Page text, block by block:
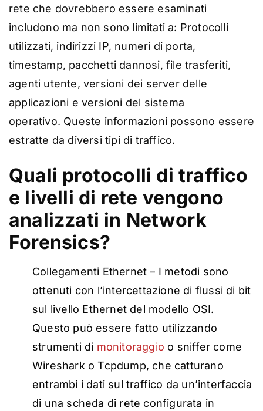
rete che dovrebbero essere esaminati
includono ma non sono limitati a: Protocolli
utilizzati, indirizzi IP, numeri di porta,
timestamp, pacchetti dannosi, file trasferiti,
agenti utente, versioni dei server delle
applicazioni e versioni del sistema
operativo. Queste informazioni possono essere
estratte da diversi tipi di traffico.
Quali protocolli di traffico
e livelli di rete vengono
analizzati in Network
Forensics?
Collegamenti Ethernet – I metodi sono
ottenuti con l’intercettazione di flussi di bit
sul livello Ethernet del modello OSI.
Questo può essere fatto utilizzando
strumenti di monitoraggio o sniffer come
Wireshark o Tcpdump, che catturano
entrambi i dati sul traffico da un’interfaccia
di una scheda di rete configurata in